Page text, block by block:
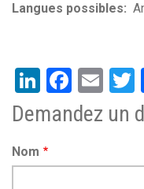
Langues possibles
LinkedIn
Demandez un
Nom